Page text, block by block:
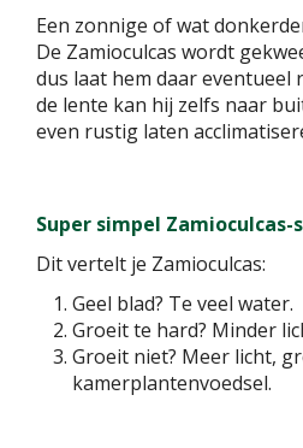
Een zonnige of wat
De Zamioculcas wordt
dus laat hem daar eventueel
de lente kan hij zelfs naar
even rustig laten
Super simpel Zamioculcas-
Dit vertelt je Zamioculcas:
Geel blad? Te veel water.
Groeit te hard? Minder
Groeit niet? Meer licht,
kamerplantenvoedsel.